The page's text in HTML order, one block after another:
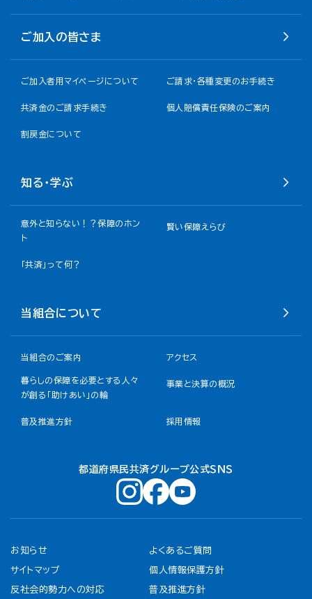
ご加入の皆さま
ご加入者用マイページについて ご請求・各種変更のお手続き
共済金のご請求手続き 個人賠償責任保険のご案内
割戻金について​
知る・学ぶ
意外と知らない！？保障のホン
ト
賢い保障えらび
「共済」って何？
当組合について
当組合のご案内 アクセス
暮らしの保障を必要とする人々
が創る「助けあい」の輪
事業と決算の概況
普及推進方針 採用情報
都道府県民共済グループ公式ＳＮＳ
お知らせ よくあるご質問
サイトマップ 個人情報保護方針
反社会的勢力への対応 普及推進方針